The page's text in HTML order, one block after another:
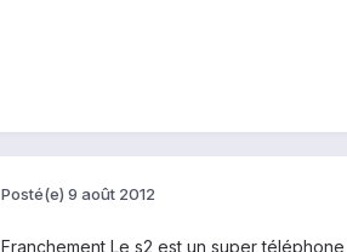
Posté(e) 9 août 2012
Franchement Le s2 est un super